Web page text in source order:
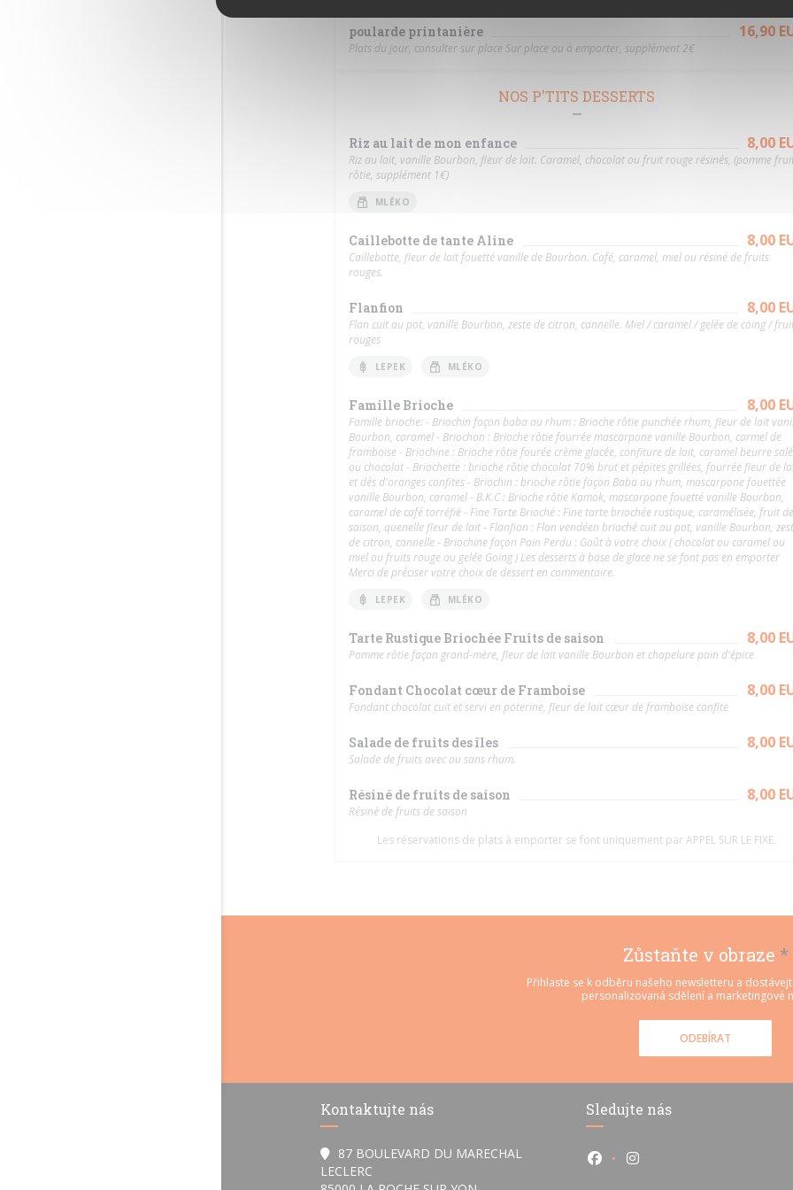
poularde printanière 16,90
Plats du jour, consulter sur place Sur place ou à emporter, supplément 2€
NOS P'TITS DESSERTS
Riz au lait de mon enfance 8,00
Riz au lait, vanille Bourbon, fleur de lait. Caramel, chocolat ou fruit rouge résinés, (pomme
rôtie, supplément 1€)
MLÉKO
Caillebotte de tante Aline 8,00
Caillebotte, fleur de lait fouetté vanille de Bourbon. Café, caramel, miel ou résiné de fruits
rouges.
Flanfion 8,00
Flan cuit au pot, vanille Bourbon, zeste de citron, cannelle. Miel / caramel / gelée de coing /
rouges
LEPEK MLÉKO
Famille Brioche 8,00
Famille brioche: - Briochin façon baba au rhum : Brioche rôtie punchée rhum, fleur de lait
Bourbon, caramel - Briochon : Brioche rôtie fourrée mascarpone vanille Bourbon, carmel de
framboise - Briochine : Brioche rôtie fourée crème glacée, confiture de lait, caramel beurre salé
ou chocolat - Briochette : brioche rôtie chocolat 70% brut et pépites grillées, fourrée fleur de
et dés d'oranges confites - Briochin : brioche rôtie façon Baba au rhum, mascarpone fouettée
vanille Bourbon, caramel - B.K.C : Brioche rôtie Kamok, mascarpone fouetté vanille Bourbon,
caramel de café torréfié - Fine Tarte Brioché : Fine tarte briochée rustique, caramélisée, fruit de
saison, quenelle fleur de lait - Flanfion : Flan vendéen brioché cuit au pot, vanille Bourbon,
de citron, cannelle - Briochine façon Pain Perdu : Goût à votre choix ( chocolat ou caramel ou
miel ou fruits rouge ou gelée Going ) Les desserts à base de glace ne se font pas en emporter
Merci de préciser votre choix de dessert en commentaire.
LEPEK MLÉKO
Tarte Rustique Briochée Fruits de saison 8,00
Pomme rôtie façon grand-mère, fleur de lait vanille Bourbon et chapelure pain d'épice
Fondant Chocolat cœur de Framboise 8,00
Fondant chocolat cuit et servi en poterine, fleur de lait cœur de framboise confite
Salade de fruits des îles 8,00
Salade de fruits avec ou sans rhum.
Résiné de fruits de saison 8,00
Résiné de fruits de saison
Les réservations de plats à emporter se font uniquement par APPEL SUR LE FIXE.
Zůstaňte v obraze *
Přihlaste se k odběru našeho newsletteru a
personalizovaná sdělení a marketingové
ODEBÍRAT
Kontaktujte nás
87 BOULEVARD DU MARECHAL
LECLERC
Sledujte nás
Facebook ((otevře se v novém
Instagram ((otevře se v